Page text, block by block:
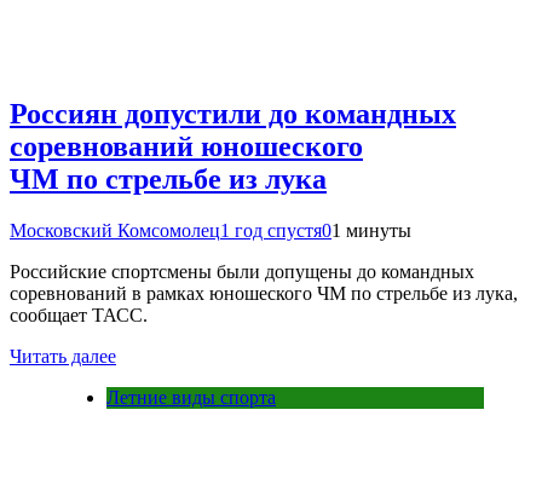
Россиян допустили до командных
соревнований юношеского
ЧМ по стрельбе из лука
Московский Комсомолец1 год спустя01 минуты
Российские спортсмены были допущены до командных
соревнований в рамках юношеского ЧМ по стрельбе из лука,
сообщает ТАСС.
Читать далее
Летние виды спорта